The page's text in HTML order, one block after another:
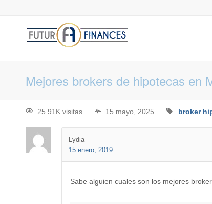
Mejores brokers de hipotecas en
25.91K visitas 15 mayo, 2025 broker
Lydia
15 enero, 2019
Sabe alguien cuales son los mejores